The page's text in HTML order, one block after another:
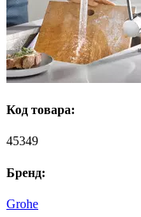
Код товара:
45349
Бренд:
Grohe